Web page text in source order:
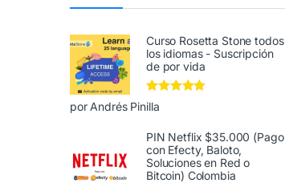
Curso Rosetta Stone todos
los idiomas - Suscripción
de por vida
Valorado en
de 5
por Andrés Pinilla
PIN Netflix $35.000 (Pago
con Efecty, Baloto,
Soluciones en Red o
Bitcoin) Colombia